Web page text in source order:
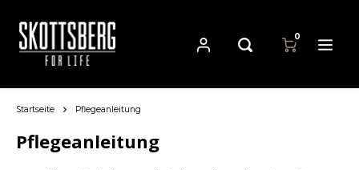
Hoofdmenu / pfannen
Hoofdmenu
Hoofdmenu
0
Startseite Pflegeanleitung
Pflegeanleitung